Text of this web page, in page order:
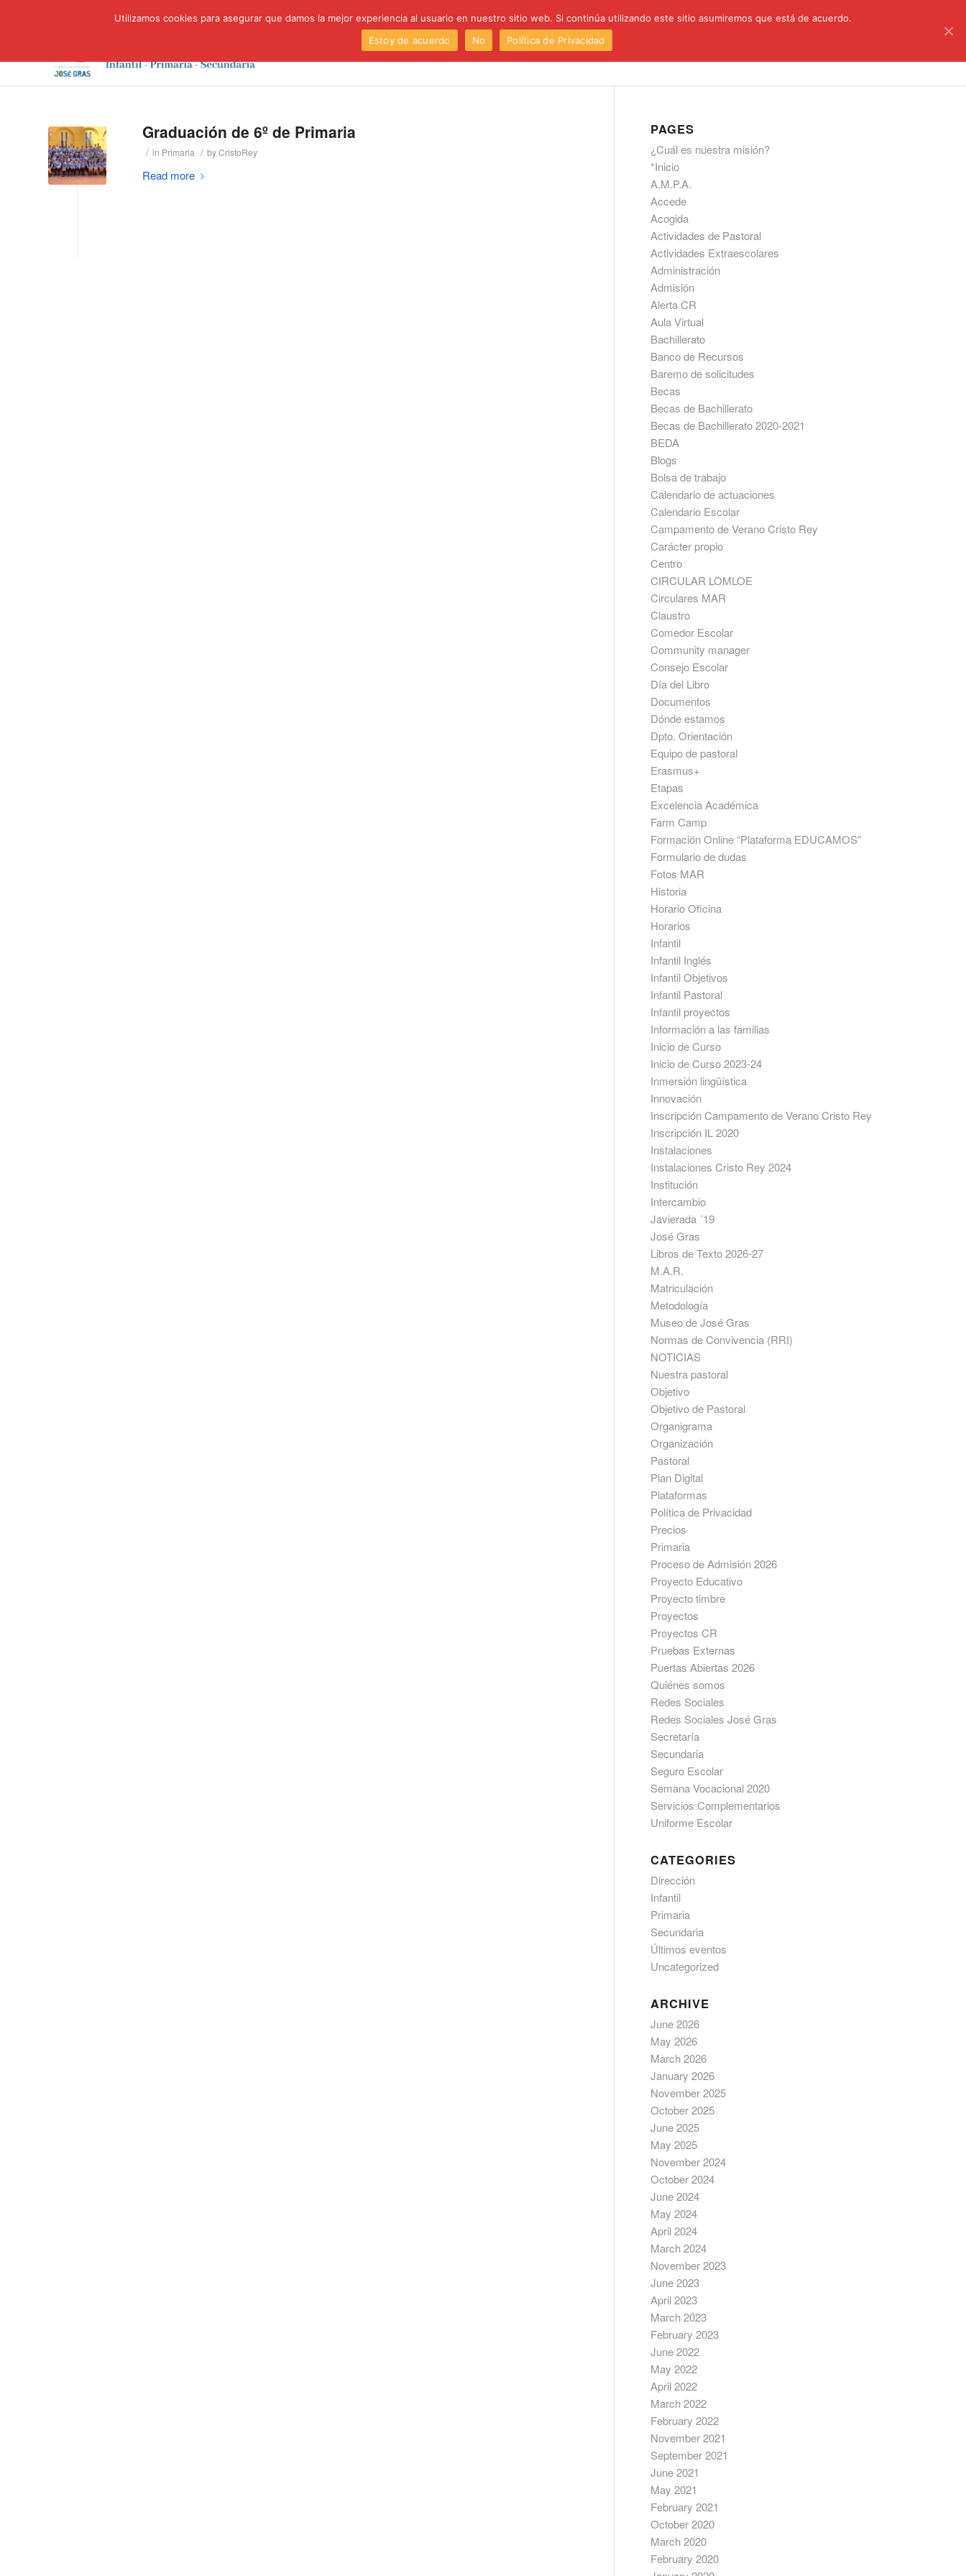
Institución Centro Etapas Proyectos
Graduación de 6º de Primaria
/ in Primaria / byCristoRey
Read more
PAGES
¿Cuál es nuestra misión?
*Inicio
A.M.P.A.
Accede
Acogida
Actividades de Pastoral
Actividades Extraescolares
Administración
Admisión
Alerta CR
Aula Virtual
Bachillerato
Banco de Recursos
Baremo de solicitudes
Becas
Becas de Bachillerato
Becas de Bachillerato 2020-2021
BEDA
Blogs
Bolsa de trabajo
Calendario de actuaciones
Calendario Escolar
Campamento de Verano Cristo Rey
Carácter propio
Centro
CIRCULAR LOMLOE
Circulares MAR
Claustro
Comedor Escolar
Community manager
Consejo Escolar
Día del Libro
Documentos
Dónde estamos
Dpto. Orientación
Equipo de pastoral
Erasmus+
Etapas
Excelencia Académica
Farm Camp
Formación Online “Plataforma EDUCAMOS”
Formulario de dudas
Fotos MAR
Historia
Horario Oficina
Horarios
Infantil
Infantil Inglés
Infantil Objetivos
Infantil Pastoral
Infantil proyectos
Información a las familias
Inicio de Curso
Inicio de Curso 2023-24
Inmersión lingüística
Innovación
Inscripción Campamento de Verano Cristo Rey
Inscripción IL 2020
Instalaciones
Instalaciones Cristo Rey 2024
Institución
Intercambio
Javierada ´19
José Gras
Libros de Texto 2026-27
M.A.R.
Matriculación
Metodología
Museo de José Gras
Normas de Convivencia (RRI)
NOTICIAS
Nuestra pastoral
Objetivo
Objetivo de Pastoral
Organigrama
Organización
Pastoral
Plan Digital
Plataformas
Política de Privacidad
Precios
Primaria
Proceso de Admisión 2026
Proyecto Educativo
Proyecto timbre
Proyectos
Proyectos CR
Pruebas Externas
Puertas Abiertas 2026
Quiénes somos
Redes Sociales
Redes Sociales José Gras
Secretaría
Secundaria
Seguro Escolar
Semana Vocacional 2020
Servicios Complementarios
Uniforme Escolar
CATEGORIES
Dirección
Infantil
Primaria
Secundaria
Últimos eventos
Uncategorized
ARCHIVE
June 2026
May 2026
March 2026
January 2026
November 2025
October 2025
June 2025
May 2025
November 2024
October 2024
June 2024
May 2024
April 2024
March 2024
November 2023
June 2023
April 2023
March 2023
February 2023
June 2022
May 2022
April 2022
March 2022
February 2022
November 2021
September 2021
June 2021
May 2021
February 2021
October 2020
March 2020
February 2020
Utilizamos cookies para asegurar que damos la mejor experiencia al usuario en nuestro sitio web. Si continúa utilizando este sitio asumiremos que está de acuerdo.
Estoy de acuerdo
No Política de Privacidad